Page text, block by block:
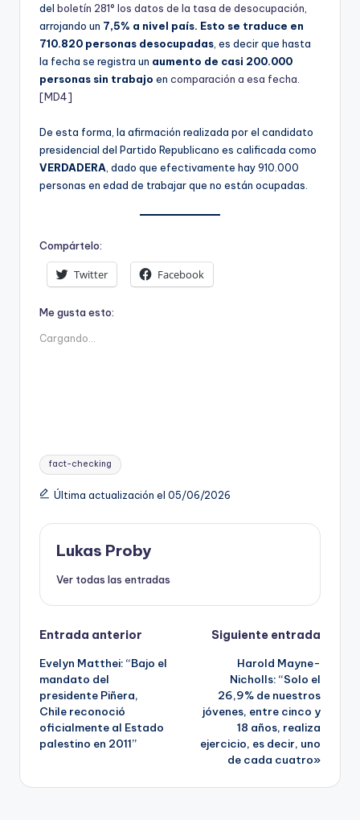
del boletín 281° los datos de la tasa de desocupación
arrojando un 7,5% a nivel país. Esto se traduce en
710.820 personas desocupadas , es decir que hasta
la fecha se registra un aumento de casi 200.000
personas sin trabajo en comparación a esa fecha.
[MD4]
De esta forma, la afirmación realizada por el candidato
presidencial del Partido Republicano es calificada como
VERDADERA , dado que efectivamente hay 910.000
personas en edad de trabajar que no están ocupadas.
Compártelo:
Twitter Facebook
Me gusta esto:
Cargando...
Etiquetas:
fact-checking
Última actualización el 05/06/2026
Lukas Proby
Ver todas las entradas
Navegación
de
entradas
Entrada anterior
Evelyn Matthei: “Bajo el
mandato del
presidente Piñera,
Chile reconoció
oficialmente al Estado
palestino en 2011”
Siguiente entrada
Harold Mayne-
Nicholls: “Solo el
26,9% de nuestros
jóvenes, entre cinco y
18 años, realiza
ejercicio, es decir, uno
de cada cuatro»